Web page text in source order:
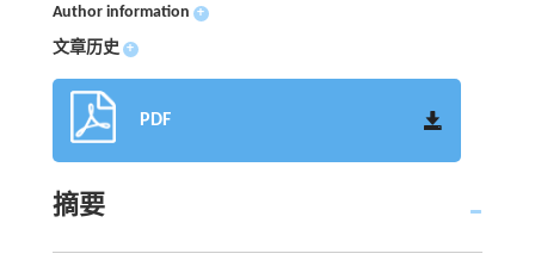
Author information +
文章历史 +
PDF
摘要